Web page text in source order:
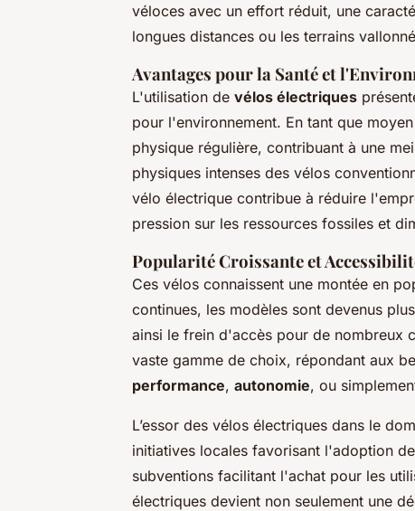
véloces avec un effort réduit, une
longues distances ou les terrains
Avantages pour la Santé et
L'utilisation de vélos électriques
pour l'environnement. En tant que
physique régulière, contribuant à une
physiques intenses des vélos
vélo électrique contribue à réduire
pression sur les ressources fossiles et
Popularité Croissante et
Ces vélos connaissent une montée en
continues, les modèles sont devenus
ainsi le frein d'accès pour de nombreux
vaste gamme de choix, répondant aux
performance, autonomie, ou
L’essor des vélos électriques dans le
initiatives locales favorisant l'adoption
subventions facilitant l'achat pour les
électriques devient non seulement une